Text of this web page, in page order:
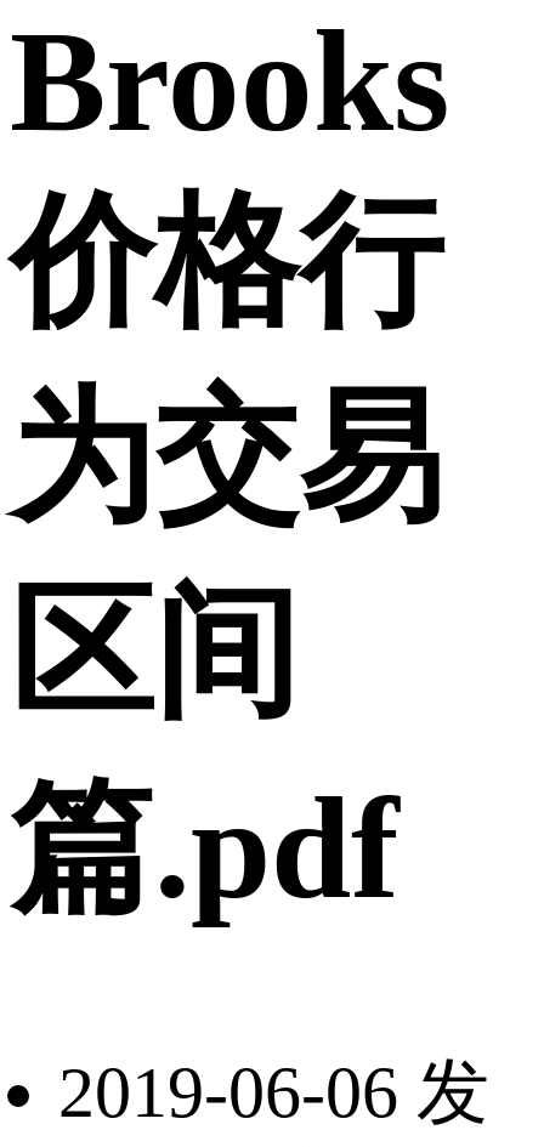
Brooks
价格行
为交易
区间
篇.pdf
2019-06-06 发